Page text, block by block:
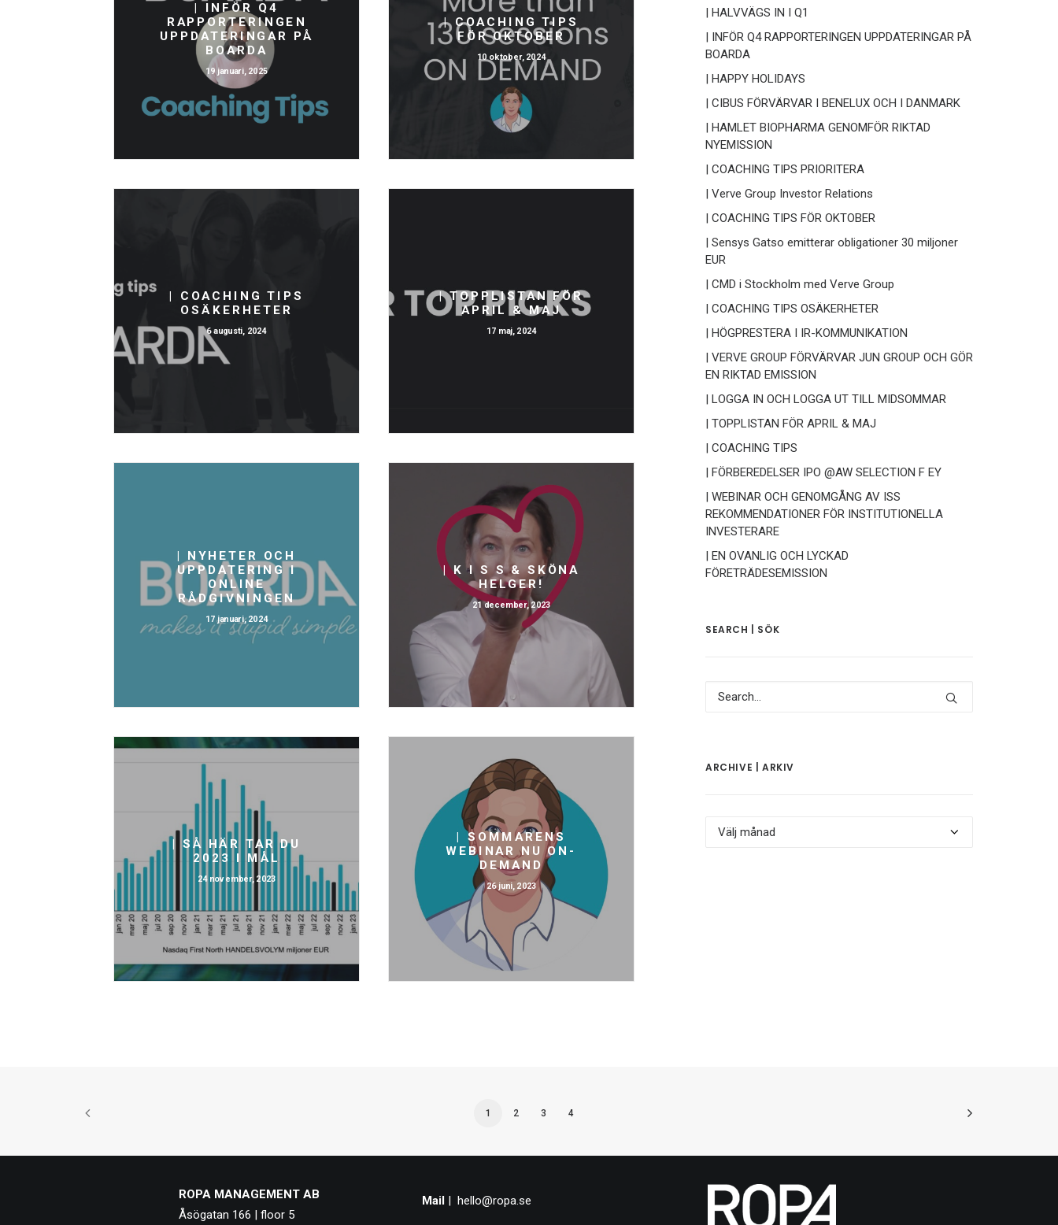
| INFÖR Q4
RAPPORTERINGEN
UPPDATERINGAR PÅ
BOARDA
19 januari, 2025
| COACHING TIPS
FÖR OKTOBER
10 oktober, 2024
| COACHING TIPS
OSÄKERHETER
6 augusti, 2024
| TOPPLISTAN FÖR
APRIL & MAJ
17 maj, 2024
| NYHETER OCH
UPPDATERING I
ONLINE
RÅDGIVNINGEN
17 januari, 2024
| K I S S & SKÖNA
HELGER!
21 december, 2023
| SÅ HÄR TAR DU
2023 I MÅL
24 november, 2023
| SOMMARENS
WEBINAR NU ON-
DEMAND
26 juni, 2023
| HALVVÄGS IN I Q1
| INFÖR Q4 RAPPORTERINGEN UPPDATERINGAR PÅ
BOARDA
| HAPPY HOLIDAYS
| CIBUS FÖRVÄRVAR I BENELUX OCH I DANMARK
| HAMLET BIOPHARMA GENOMFÖR RIKTAD
NYEMISSION
| COACHING TIPS PRIORITERA
| Verve Group Investor Relations
| COACHING TIPS FÖR OKTOBER
| Sensys Gatso emitterar obligationer 30 miljoner
EUR
| CMD i Stockholm med Verve Group
| COACHING TIPS OSÄKERHETER
| HÖGPRESTERA I IR-KOMMUNIKATION
| VERVE GROUP FÖRVÄRVAR JUN GROUP OCH GÖR
EN RIKTAD EMISSION
| LOGGA IN OCH LOGGA UT TILL MIDSOMMAR
| TOPPLISTAN FÖR APRIL & MAJ
| COACHING TIPS
| FÖRBEREDELSER IPO @AW SELECTION F EY
| WEBINAR OCH GENOMGÅNG AV ISS
REKOMMENDATIONER FÖR INSTITUTIONELLA
INVESTERARE
| EN OVANLIG OCH LYCKAD
FÖRETRÄDESEMISSION
SEARCH | SÖK
ARCHIVE | ARKIV
Archive
1 2 3 4
ROPA MANAGEMENT AB
Åsögatan 166 | floor 5
Mail| hello@ropa.se